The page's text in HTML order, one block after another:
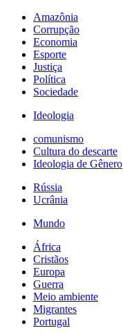
Amazônia
Corrupção
Economia
Esporte
Justiça
Política
Sociedade
Ideologia
comunismo
Cultura do descarte
Ideologia de Gênero
Rússia
Ucrânia
Mundo
África
Cristãos
Europa
Guerra
Meio ambiente
Migrantes
Portugal